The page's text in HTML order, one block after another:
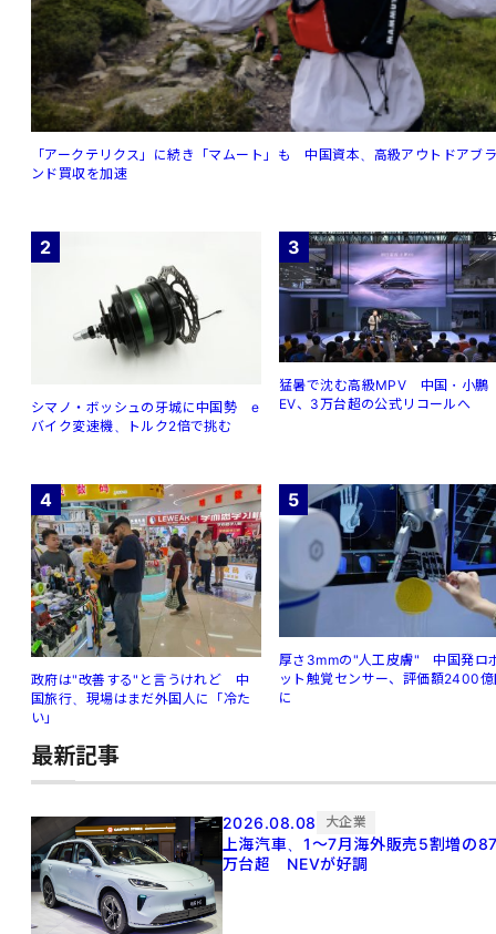
「アークテリクス」に続き「マムート」も 中国資本、高級アウトドアブ
ンド買収を加速
2
シマノ・ボッシュの牙城に中国勢 e
バイク変速機、トルク2倍で挑む
3
猛暑で沈む高級MPV 中国・小鵬
EV、3万台超の公式リコールへ
4
政府は"改善する"と言うけれど 中
国旅行、現場はまだ外国人に「冷た
い」
5
厚さ3mmの"人工皮膚" 中国発ロ
ット触覚センサー、評価額2400
に
最新記事
2026.08.08 大企業
上海汽車、1～7月海外販売5割増の
万台超 NEVが好調